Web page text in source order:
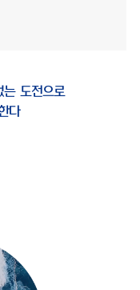
는 도전으로
다